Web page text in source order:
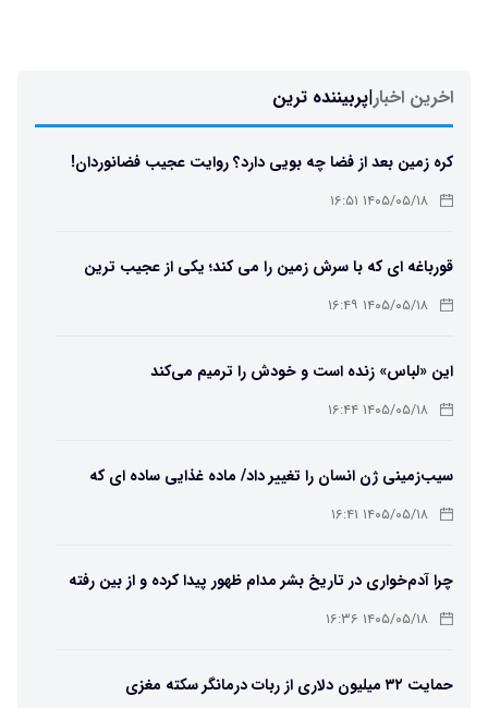
اخرین اخبار|پربیننده ترین
کره زمین بعد از فضا چه بویی دارد؟ روایت عجیب فضانوردان!
۱۴۰۵/۰۵/۱۸ ۱۶:۵۱
قورباغه ای که با سرش زمین را می کند؛ یکی از عجیب ترین
دوزیستان جهان
۱۴۰۵/۰۵/۱۸ ۱۶:۴۹
این «لباس» زنده است و خودش را ترمیم می‌کند
۱۴۰۵/۰۵/۱۸ ۱۶:۴۴
سیب‌زمینی ژن انسان را تغییر داد/ ماده غذایی ساده ای که
مسیر تکامل را عوض کرد!
۱۴۰۵/۰۵/۱۸ ۱۶:۴۱
چرا آدم‌خواری در تاریخ بشر مدام ظهور پیدا کرده و از بین رفته
است؟۱۴۰۵/۰۵/۱۸ ۱۶:۳۶
حمایت ۳۲ میلیون دلاری از ربات درمانگر سکته مغزی